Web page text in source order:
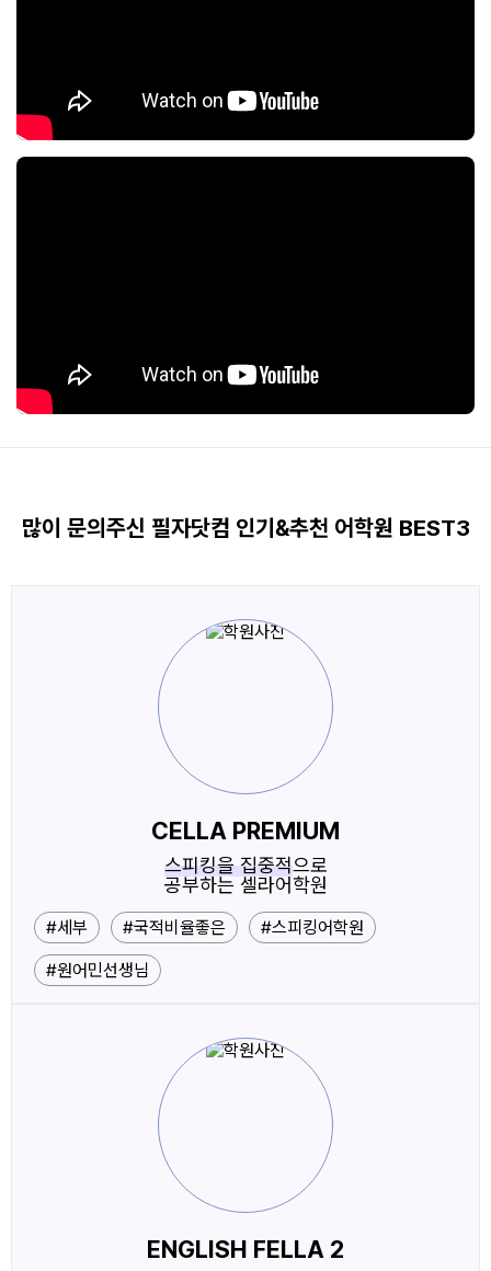
많이 문의주신 필자닷컴 인기&추천 어학원 BEST3
CELLA PREMIUM
스피킹을 집중적으로
공부하는 셀라어학원
#세부 #국적비율좋은 #스피킹어학원
#원어민선생님
ENGLISH FELLA 2